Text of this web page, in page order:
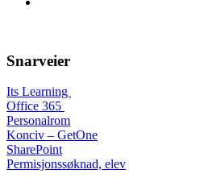
Snarveier
Its Learning
Office 365
Personalrom
Konciv – GetOne
SharePoint
Permisjonssøknad, elev